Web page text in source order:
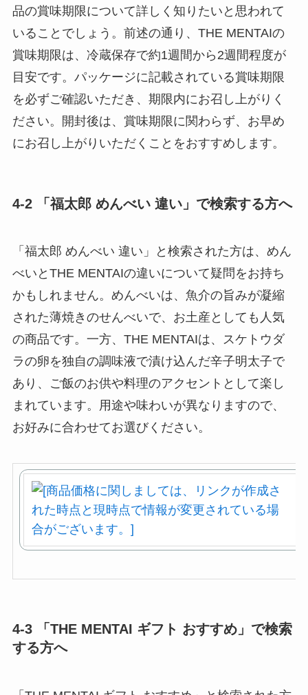
品の賞味期限について詳しく知りたいと思われて
いることでしょう。前述の通り、THE MENTAIの
賞味期限は、冷蔵保存で約1週間から2週間程度が
目安です。パッケージに記載されている賞味期限
を必ずご確認いただき、期限内にお召し上がりく
ださい。開封後は、賞味期限に関わらず、お早め
にお召し上がりいただくことをおすすめします。
4-2 「福太郎 めんべい 違い」で検索する方へ
「福太郎 めんべい 違い」と検索された方は、めん
べいとTHE MENTAIの違いについて疑問をお持ち
かもしれません。めんべいは、魚介の旨みが凝縮
された薄焼きのせんべいで、お土産としても人気
の商品です。一方、THE MENTAIは、スケトウダ
ラの卵を独自の調味液で漬け込んだ辛子明太子で
あり、ご飯のお供や料理のアクセントとして楽し
まれています。用途や味わいが異なりますので、
お好みに合わせてお選びください。
4-3 「THE MENTAI ギフト おすすめ」で検索
する方へ